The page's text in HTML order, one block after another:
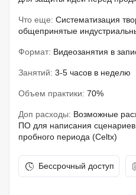
Что еще: Систематизация
общепринятые
Формат: Видеозанятия в
Занятий: 3-5 часов в неделю
Объем практики: 70%
Доп расходы: Возможные
ПО для написания
пробного периода (Celtx)
Бессрочный доступ